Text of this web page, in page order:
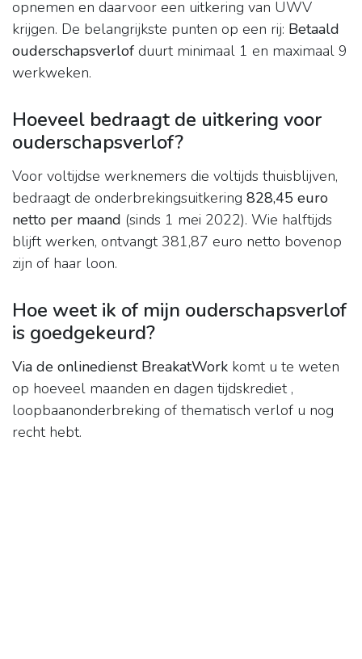
opnemen en daarvoor een uitkering van UWV
krijgen. De belangrijkste punten op een rij: Betaald
ouderschapsverlof duurt minimaal 1 en maximaal 9
werkweken.
Hoeveel bedraagt de uitkering voor
ouderschapsverlof?
Voor voltijdse werknemers die voltijds thuisblijven,
bedraagt de onderbrekingsuitkering 828,45 euro
netto per maand (sinds 1 mei 2022). Wie halftijds
blijft werken, ontvangt 381,87 euro netto bovenop
zijn of haar loon.
Hoe weet ik of mijn ouderschapsverlof
is goedgekeurd?
Via de onlinedienst BreakatWork komt u te weten
op hoeveel maanden en dagen tijdskrediet ,
loopbaanonderbreking of thematisch verlof u nog
recht hebt.